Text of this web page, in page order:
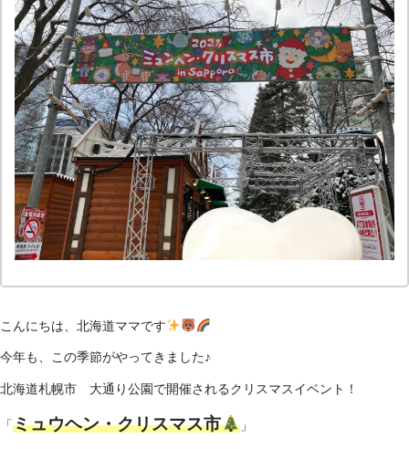
こんにちは、北海道ママです
今年も、この季節がやってきました♪
北海道札幌市 大通り公園で開催されるクリスマスイベント！
「ミュウヘン・クリスマス市 」